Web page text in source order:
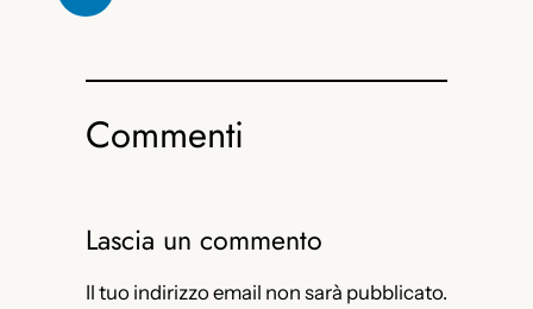
Commenti
Lascia un commento
Il tuo indirizzo email non sarà pubblicato.